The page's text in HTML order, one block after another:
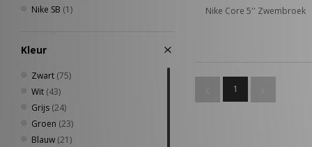
Nike SB (1)
Kleur
Zwart (75)
Wit (43)
Grijs (24)
Groen (23)
Blauw (21)
Nike Core 5'' Zwembroek
1